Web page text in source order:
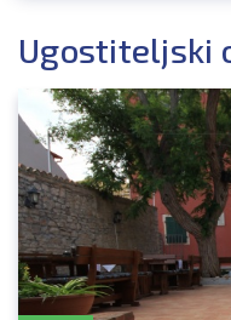
Ugostiteljski